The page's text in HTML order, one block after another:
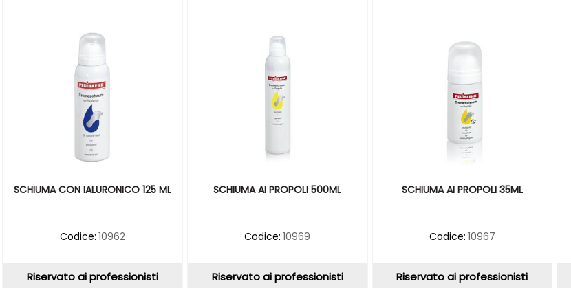
SCHIUMA CON IALURONICO 125 ML
Codice: 10962
Riservato ai professionisti
SCHIUMA AI PROPOLI 500ML
Codice: 10969
Riservato ai professionisti
SCHIUMA AI PROPOLI 35ML
Codice: 10967
Riservato ai professionisti